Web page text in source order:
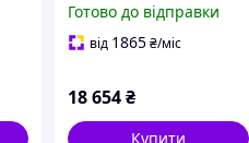
Готово до відправки
від 1865₴/міс
18 654₴
Купити